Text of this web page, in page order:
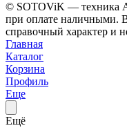
© SOTOViK — техника
при оплате наличными.
справочный характер и
Главная
Каталог
Корзина
Профиль
Еще
Ещё